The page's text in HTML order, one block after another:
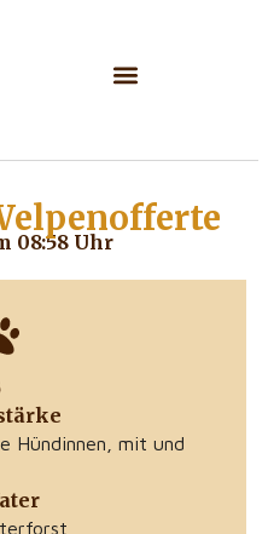
08:58 Uhr
Hündinnen, mit und